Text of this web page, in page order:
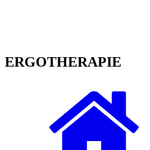
ERGOTHERAPIE